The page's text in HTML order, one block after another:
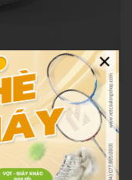
đôi AYTT003-3
LOC áp dụng trong
×